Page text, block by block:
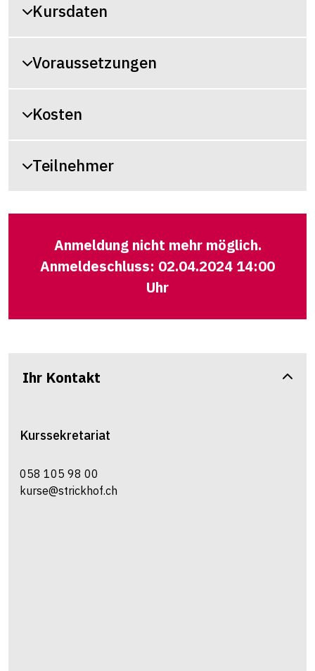
Kursdaten
Voraussetzungen
Kosten
Teilnehmer
Anmeldung nicht mehr möglich.
Anmeldeschluss: 02.04.2024 14:00
Uhr
Ihr Kontakt
Kurssekretariat
058 105 98 00
kurse@strickhof.ch